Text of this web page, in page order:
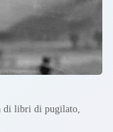
di libri di pugilato,